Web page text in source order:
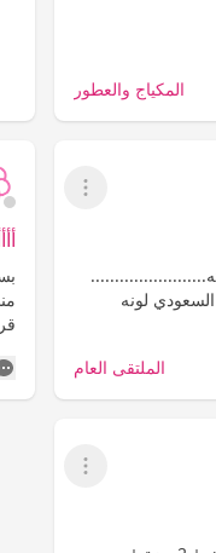
المكياج والعطور
عرض
لونه
الملتقى العام
عرض القائمة